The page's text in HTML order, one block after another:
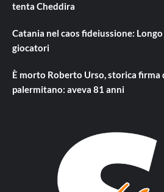
tenta Cheddira
Catania nel caos fideiussione:
giocatori
È morto Roberto Urso, storica firma
palermitano: aveva 81 anni